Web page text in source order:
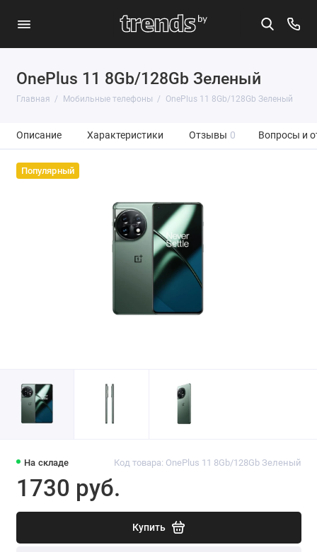
OnePlus 11 8Gb/128Gb Зеленый
Главная Мобильные телефоны OnePlus 11 8Gb/128Gb Зеленый
Описание Характеристики Отзывы 0 Вопросы и
Популярный
На складе Код товара: OnePlus 11 8Gb/128Gb Зеленый
1730 руб.
Купить